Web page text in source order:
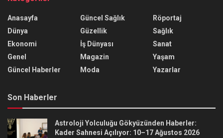
Anasayfa
Dünya
Ekonomi
Genel
Güncel Haberler
Güncel Sağlık
Güzellik
İş Dünyası
Magazin
Moda
Röportaj
Sağlık
Sanat
Yaşam
Yazarlar
Son Haberler
Astroloji Yolculuğu Gökyüzünden Haberler:
Kader Sahnesi Açılıyor: 10–17 Ağustos 2026